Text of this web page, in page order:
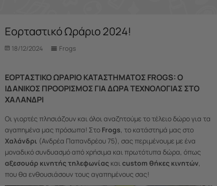
Εορταστικό Ωράριο 2024!
18/12/2024 Frogs
ΕΟΡΤΑΣΤΙΚΌ ΩΡΆΡΙΟ ΚΑΤΑΣΤΉΜΑΤΟΣ FROGS: Ο
ΙΔΑΝΙΚΌΣ ΠΡΟΟΡΙΣΜΌΣ ΓΙΑ ΔΏΡΑ ΤΕΧΝΟΛΟΓΊΑΣ ΣΤΟ
ΧΑΛΆΝΔΡΙ
Οι γιορτές πλησιάζουν και όλοι αναζητούμε το τέλειο δώρο για τα
αγαπημένα μας πρόσωπα! Στο Frogs, το κατάστημά μας στο
Χαλάνδρι (Ανδρέα Παπανδρέου 75), σας περιμένουμε με ένα
μοναδικό συνδυασμό από χρήσιμα και πρωτότυπα δώρα, όπως
αξεσουάρ κινητής τηλεφωνίας καιcustom θήκες κινητών,
που θα ενθουσιάσουν τους αγαπημένους σας!